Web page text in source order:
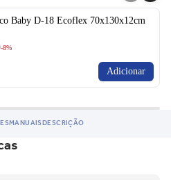
Baby D-18 Ecoflex 70x130x12cm
-8%
Adicionar
MANUAISDESCRIÇÃO